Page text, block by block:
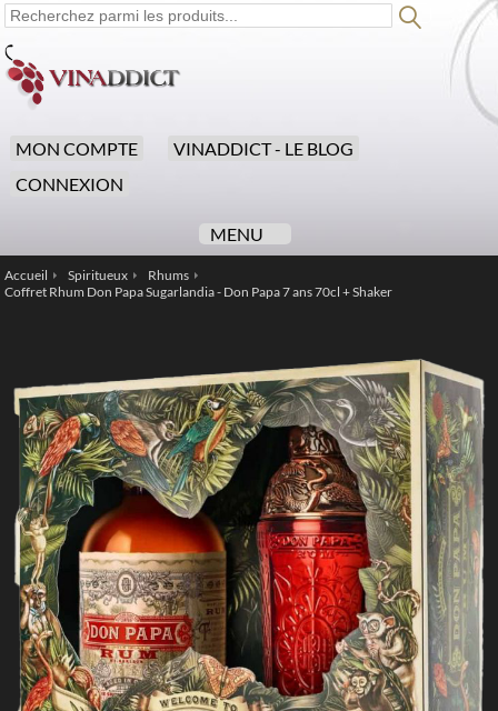
MON COMPTE
VINADDICT - LE BLOG
CONNEXION
MENU
Accueil
/
Spiritueux Rhums
/
Coffret Rhum Don Papa Sugarlandia - Don Papa 7 ans 70cl + Shaker